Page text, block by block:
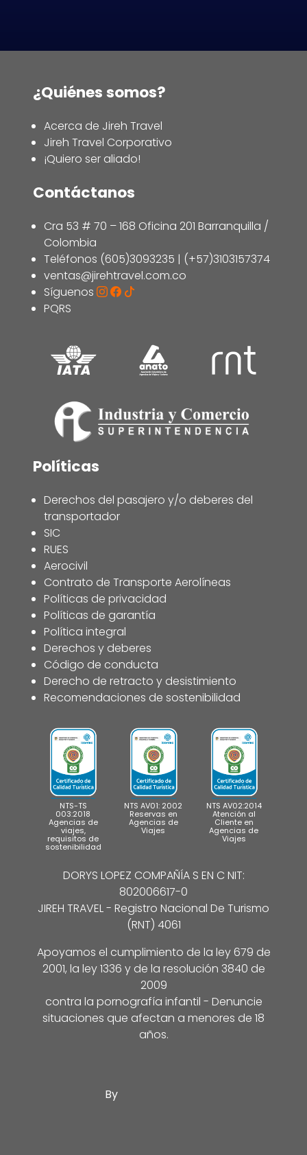
¿Quiénes somos?
Acerca de Jireh Travel
Jireh Travel Corporativo
¡Quiero ser aliado!
Contáctanos
Cra 53 # 70 – 168 Oficina 201 Barranquilla /
Colombia
Teléfonos (605)3093235 | (+57)3103157374
ventas@jirehtravel.com.co
Síguenos
PQRS
Políticas
Derechos del pasajero y/o deberes del
transportador
SIC
RUES
Aerocivil
Contrato de Transporte Aerolíneas
Políticas de privacidad
Políticas de garantía
Política integral
Derechos y deberes
Código de conducta
Derecho de retracto y desistimiento
Recomendaciones de sostenibilidad
NTS-TS
003:2018
Agencias de
viajes,
requisitos de
sostenibilidad
NTS AV01: 2002
Reservas en
Agencias de
Viajes
NTS AV02:2014
Atención al
Cliente en
Agencias de
Viajes
DORYS LOPEZ COMPAÑÍA S EN C NIT:
802006617-0
JIREH TRAVEL - Registro Nacional De Turismo
(RNT) 4061
Apoyamos el cumplimiento de la ley 679 de
2001, la ley 1336 y de la resolución 3840 de
2009
contra la pornografía infantil - Denuncie
situaciones que afectan a menores de 18
años.
By